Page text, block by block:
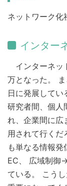
ネットワーク化
インター
インターネッ
万となった。
日に発展して
研究者間、個人
れ、企業間に広
用されて行くだ
も単なる情報
EC、 広域制御
ている。 こう